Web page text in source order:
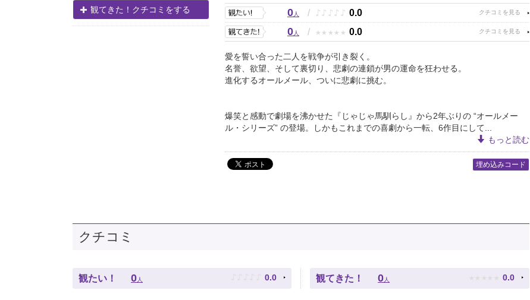
観てきた！クチコミをする 0人 / ♪ ♪ ♪ ♪ ♪ 0.0
0人 / ★ ★ ★ ★ ★ 0.0
愛を誓い合った二人を戦争が引き裂く。
名誉、欲望、そして裏切り、悲劇の連鎖が男の運命を狂わせる。
進化するオールメール、ついに悲劇に挑む。
爆笑と感動で劇場を沸かせた『じゃじゃ馬馴らし』から2年ぶりの “オールメー
ル・シリーズ” の登場。しかもこれまでの喜劇から一転、6作目にして...
もっと読む
埋め込みコード
クチコミ
観たい！ 0 人 ♪ ♪ ♪ ♪ ♪ 0.0 観てきた！ 0 人 ★ ★ ★ ★ ★ 0.0